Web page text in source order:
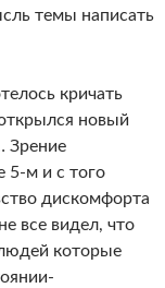
темы написать
кричать
новый
Зрение
5-м и с того
дискомфорта
все видел, что
которые